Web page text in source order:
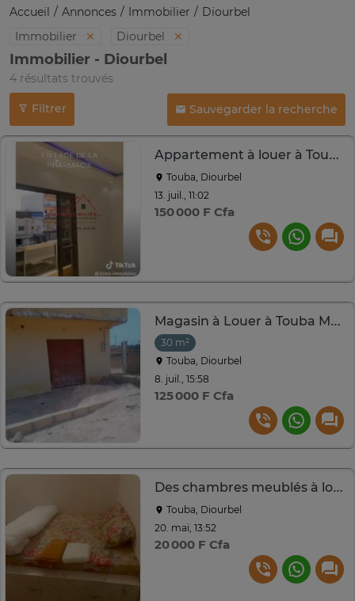
Accueil Annonces Immobilier
Diourbel
Immobilier
Diourbel
Immobilier - Diourbel
4 résultats trouvés
Filtrer Sauvegarder la recherche
Appartement à louer à Touba Khaïra
Touba, Diourbel
13. juil., 11:02
150 000 F Cfa
Magasin à Louer à Touba Mbal à côté du marché Ocass
30 m²
Touba, Diourbel
8. juil., 15:58
125 000 F Cfa
Des chambres meublés à louer à touba
Touba, Diourbel
20. mai, 13:52
20 000 F Cfa